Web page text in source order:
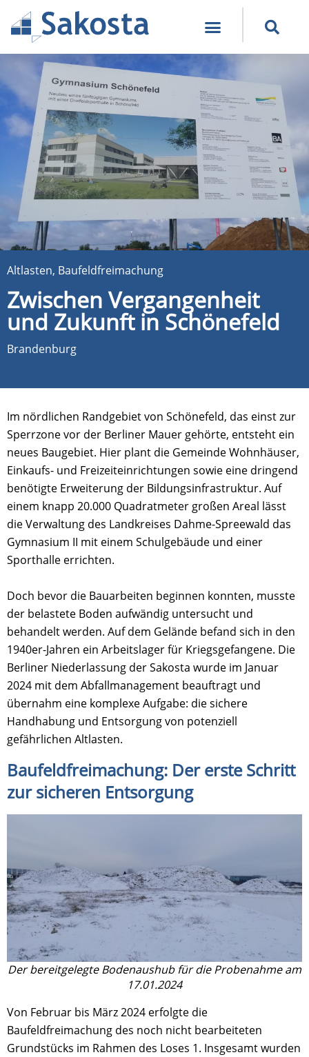
Altlasten, Baufeldfreimachung
Zwischen Vergangenheit
und Zukunft in Schönefeld
Brandenburg
Im nördlichen Randgebiet von Schönefeld, das einst zur
Sperrzone vor der Berliner Mauer gehörte, entsteht ein
neues Baugebiet. Hier plant die Gemeinde Wohnhäuser,
Einkaufs- und Freizeiteinrichtungen sowie eine dringend
benötigte Erweiterung der Bildungsinfrastruktur. Auf
einem knapp 20.000 Quadratmeter großen Areal lässt
die Verwaltung des Landkreises Dahme-Spreewald das
Gymnasium II mit einem Schulgebäude und einer
Sporthalle errichten.
Doch bevor die Bauarbeiten beginnen konnten, musste
der belastete Boden aufwändig untersucht und
behandelt werden. Auf dem Gelände befand sich in den
1940er-Jahren ein Arbeitslager für Kriegsgefangene. Die
Berliner Niederlassung der Sakosta wurde im Januar
2024 mit dem Abfallmanagement beauftragt und
übernahm eine komplexe Aufgabe: die sichere
Handhabung und Entsorgung von potenziell
gefährlichen Altlasten.
Baufeldfreimachung: Der erste Schritt
zur sicheren Entsorgung
Der bereitgelegte Bodenaushub für die Probenahme am
17.01.2024
Von Februar bis März 2024 erfolgte die
Baufeldfreimachung des noch nicht bearbeiteten
Grundstücks im Rahmen des Loses 1. Insgesamt wurden